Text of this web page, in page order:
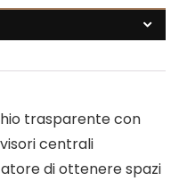
trasparente con
centrali
di ottenere spazi